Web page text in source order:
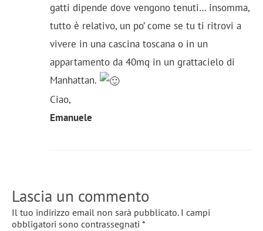
gatti dipende dove vengono tenuti… insomma,
tutto è relativo, un po’ come se tu ti ritrovi a
vivere in una cascina toscana o in un
appartamento da 40mq in un grattacielo di
Manhattan.
Ciao,
Emanuele
Lascia un commento
Il tuo indirizzo email non sarà pubblicato. I campi
obbligatori sono contrassegnati *